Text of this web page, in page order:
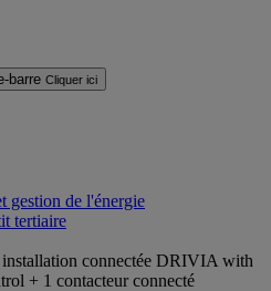
barre Cliquer ici
gestion de l'énergie
tertiaire
installation connectée DRIVIA with
+ 1 contacteur connecté